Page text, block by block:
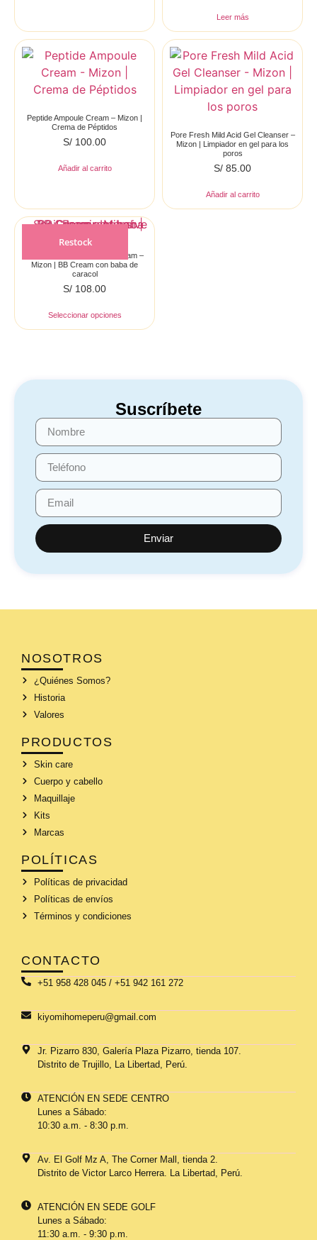
Leer más
Peptide Ampoule Cream – Mizon |
Crema de Péptidos
S/ 100.00
Añadir al carrito
Pore Fresh Mild Acid Gel Cleanser –
Mizon | Limpiador en gel para los
poros
S/ 85.00
Añadir al carrito
Restock
Snail Repair Intensive BB Cream –
Mizon | BB Cream con baba de
caracol
S/ 108.00
Seleccionar opciones
Suscríbete
Enviar
NOSOTROS
¿Quiénes Somos?
Historia
Valores
PRODUCTOS
Skin care
Cuerpo y cabello
Maquillaje
Kits
Marcas
POLÍTICAS
Políticas de privacidad
Políticas de envíos
Términos y condiciones
CONTACTO
+51 958 428 045 / +51 942 161 272
kiyomihomeperu@gmail.com
Jr. Pizarro 830, Galería Plaza Pizarro, tienda 107.
Distrito de Trujillo, La Libertad, Perú.
ATENCIÓN EN SEDE CENTRO
Lunes a Sábado:
10:30 a.m. - 8:30 p.m.
Av. El Golf Mz A, The Corner Mall, tienda 2.
Distrito de Victor Larco Herrera. La Libertad, Perú.
ATENCIÓN EN SEDE GOLF
Lunes a Sábado:
11:30 a.m. - 9:30 p.m.